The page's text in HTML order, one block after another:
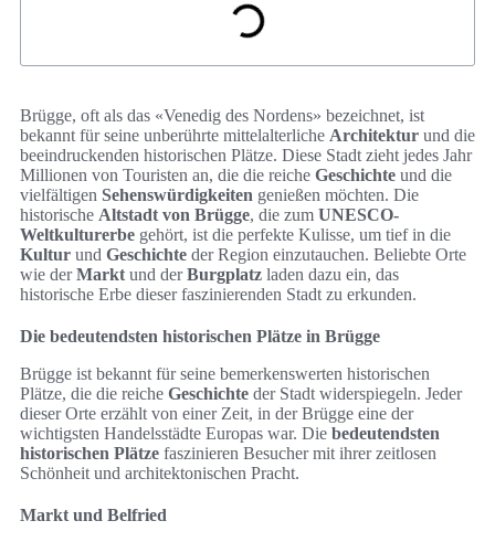
Brügge, oft als das «Venedig des Nordens» bezeichnet, ist
bekannt für seine unberührte mittelalterliche Architektur und die
beeindruckenden historischen Plätze. Diese Stadt zieht jedes Jahr
Millionen von Touristen an, die die reiche Geschichte und die
vielfältigen Sehenswürdigkeiten genießen möchten. Die
historische Altstadt von Brügge, die zum UNESCO-
Weltkulturerbe gehört, ist die perfekte Kulisse, um tief in die
Kultur und Geschichte der Region einzutauchen. Beliebte Orte
wie derMarkt und derBurgplatz laden dazu ein, das
historische Erbe dieser faszinierenden Stadt zu erkunden.
Die bedeutendsten historischen Plätze in Brügge
Brügge ist bekannt für seine bemerkenswerten historischen
Plätze, die die reiche Geschichte der Stadt widerspiegeln. Jeder
dieser Orte erzählt von einer Zeit, in der Brügge eine der
wichtigsten Handelsstädte Europas war. Die bedeutendsten
historischen Plätze faszinieren Besucher mit ihrer zeitlosen
Schönheit und architektonischen Pracht.
Markt und Belfried